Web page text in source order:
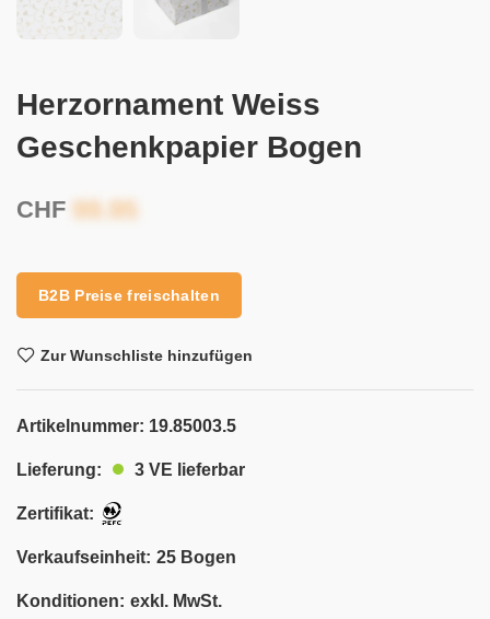
Herzornament Weiss
Geschenkpapier Bogen
CHF
B2B Preise freischalten
Zur Wunschliste hinzufügen
Artikelnummer: 19.85003.5
Lieferung: 3 VE lieferbar
Zertifikat:
Verkaufseinheit: 25 Bogen
Konditionen: exkl. MwSt.